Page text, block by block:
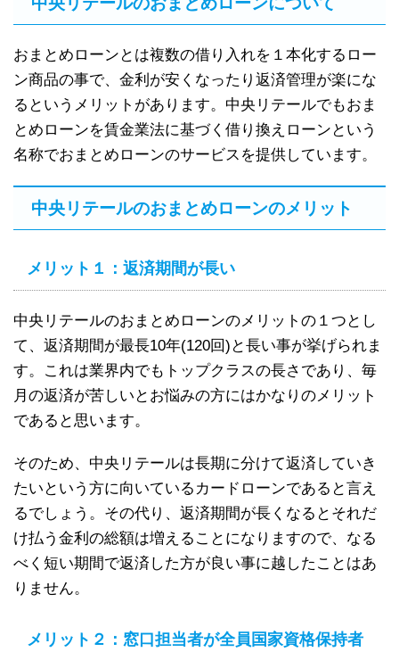
おまとめローンとは複数の借り入れを１本化するロー
ン商品の事で、金利が安くなったり返済管理が楽にな
るというメリットがあります。中央リテールでもおま
とめローンを賃金業法に基づく借り換えローンという
名称でおまとめローンのサービスを提供しています。
中央リテールのおまとめローンのメリット
メリット１：返済期間が長い
中央リテールのおまとめローンのメリットの１つとし
て、返済期間が最長10年(120回)と長い事が挙げられま
す。これは業界内でもトップクラスの長さであり、毎
月の返済が苦しいとお悩みの方にはかなりのメリット
であると思います。
そのため、中央リテールは長期に分けて返済していき
たいという方に向いているカードローンであると言え
るでしょう。その代り、返済期間が長くなるとそれだ
け払う金利の総額は増えることになりますので、なる
べく短い期間で返済した方が良い事に越したことはあ
りません。
メリット２：窓口担当者が全員国家資格保持者